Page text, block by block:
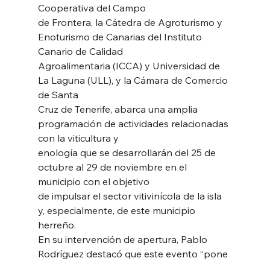
Cooperativa del Campo
de Frontera, la Cátedra de Agroturismo y
Enoturismo de Canarias del Instituto
Canario de Calidad
Agroalimentaria (ICCA) y Universidad de
La Laguna (ULL), y la Cámara de Comercio
de Santa
Cruz de Tenerife, abarca una amplia
programación de actividades relacionadas
con la viticultura y
enología que se desarrollarán del 25 de
octubre al 29 de noviembre en el
municipio con el objetivo
de impulsar el sector vitivinícola de la isla
y, especialmente, de este municipio
herreño.
En su intervención de apertura, Pablo
Rodríguez destacó que este evento “pone